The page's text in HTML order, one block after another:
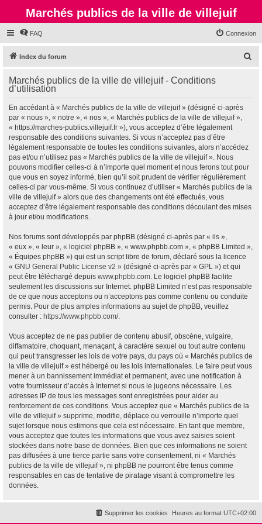
Marchés publics de la ville de villejuif
FAQ Connexion
Index du forum
h
Marchés publics de la ville de villejuif - Conditions
d’utilisation
En accédant à « Marchés publics de la ville de villejuif » (désigné ci-après
par « nous », « notre », « nos », « Marchés publics de la ville de villejuif »,
« https://marches-publics.villejuif.fr »), vous acceptez d’être légalement
responsable des conditions suivantes. Si vous n’acceptez pas d’être
légalement responsable de toutes les conditions suivantes, alors n’accédez
pas et/ou n’utilisez pas « Marchés publics de la ville de villejuif ». Nous
pouvons modifier celles-ci à n’importe quel moment et nous ferons tout pour
que vous en soyez informé, bien qu’il soit prudent de vérifier régulièrement
celles-ci par vous-même. Si vous continuez d’utiliser « Marchés publics de la
ville de villejuif » alors que des changements ont été effectués, vous
acceptez d’être légalement responsable des conditions découlant des mises
à jour et/ou modifications.
Nos forums sont développés par phpBB (désigné ci-après par « ils »,
« eux », « leur », « logiciel phpBB », « www.phpbb.com », « phpBB Limited »,
« Équipes phpBB ») qui est un script libre de forum, déclaré sous la licence
« GNU General Public License v2 » (désigné ci-après par « GPL ») et qui
peut être téléchargé depuis www.phpbb.com. Le logiciel phpBB facilite
seulement les discussions sur Internet. phpBB Limited n’est pas responsable
de ce que nous acceptons ou n’acceptons pas comme contenu ou conduite
permis. Pour de plus amples informations au sujet de phpBB, veuillez
consulter : https://www.phpbb.com/.
Vous acceptez de ne pas publier de contenu abusif, obscène, vulgaire,
diffamatoire, choquant, menaçant, à caractère sexuel ou tout autre contenu
qui peut transgresser les lois de votre pays, du pays où « Marchés publics de
la ville de villejuif » est hébergé ou les lois internationales. Le faire peut vous
mener à un bannissement immédiat et permanent, avec une notification à
votre fournisseur d’accès à Internet si nous le jugeons nécessaire. Les
adresses IP de tous les messages sont enregistrées pour aider au
renforcement de ces conditions. Vous acceptez que « Marchés publics de la
ville de villejuif » supprime, modifie, déplace ou verrouille n’importe quel
sujet lorsque nous estimons que cela est nécessaire. En tant que membre,
vous acceptez que toutes les informations que vous avez saisies soient
stockées dans notre base de données. Bien que ces informations ne soient
pas diffusées à une tierce partie sans votre consentement, ni « Marchés
publics de la ville de villejuif », ni phpBB ne pourront être tenus comme
responsables en cas de tentative de piratage visant à compromettre les
données.
Heures au format UTC+02:00
Supprimer les cookies